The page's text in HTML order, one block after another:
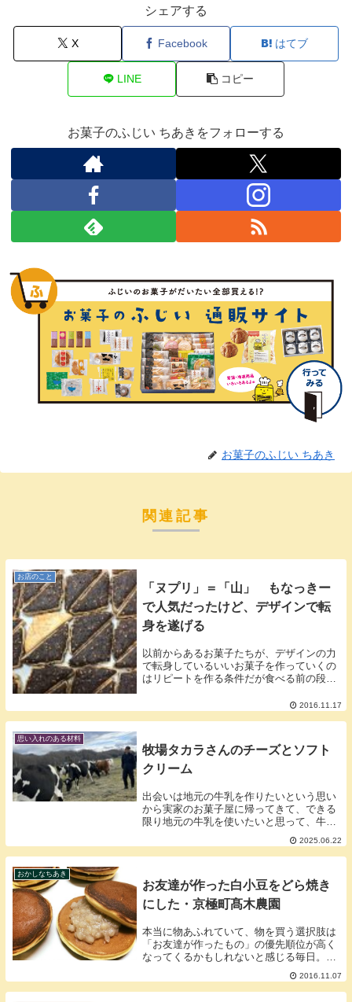
シェアする
X Facebook はてブ
LINE コピー
お菓子のふじい ちあきをフォローする
お菓子のふじい ちあき
関連記事
お店のこと
「ヌプリ」＝「山」 もなっきー
で人気だったけど、デザインで転
身を遂げる
以前からあるお菓子たちが、デザインの力
で転身しているいいお菓子を作っていくの
はリピートを作る条件だが食べる前の段階
なちあき こと北海道倶知安（くっちゃ
2016.11.17
思い入れのある材料
牧場タカラさんのチーズとソフト
クリーム
出会いは地元の牛乳を作りたいという思い
から実家のお菓子屋に帰ってきて、できる
限り地元の牛乳を使いたいと思って、牛乳
を探していたところ、瓶詰めの牛乳を一番
近くで販売してたのが牧場タカラさんの牛
乳でした。生乳を作ってる場所は多くあっ
2025.06.22
おかしなちあき
お友達が作った白小豆をどら焼き
にした・京極町髙木農園
本当に物あふれていて、物を買う選択肢は
「お友達が作ったもの」の優先順位が高く
なってくるかもしれないと感じる毎日。北
海道倶知安（くっちゃん）お菓子のふじ
い 藤井千晶生産者の顔が見える は も
しかしたらもう古くって生産者が今何をし
2016.11.07